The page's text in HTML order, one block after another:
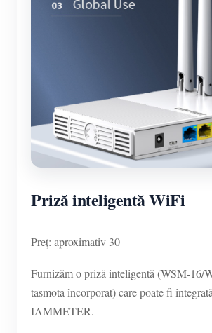
Priză inteligentă WiFi
Preț: aproximativ 30
Furnizăm o priză inteligentă (WSM-16/
tasmota încorporat) care poate fi
IAMMETER.